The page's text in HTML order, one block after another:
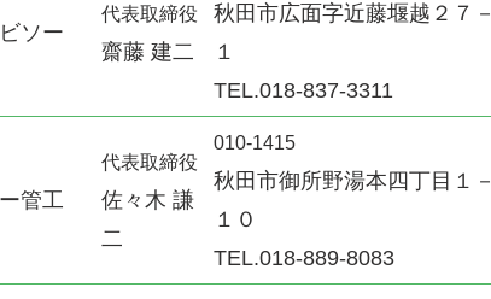
ソー
代表取締役
齋藤 建二
秋田市広面字近藤堰越２７－
１
TEL.018-837-3311
管工
代表取締役
佐々木 謙
二
010-1415
秋田市御所野湯本四丁目１－
１０
TEL.018-889-8083